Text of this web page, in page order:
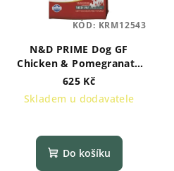
N&D PRIME Dog GF
Chicken & Pomegranate
Adult Medium & Maxi 2,5
625 Kč
Skladem u dodavatele
Do košíku
KÓD: KRM12543